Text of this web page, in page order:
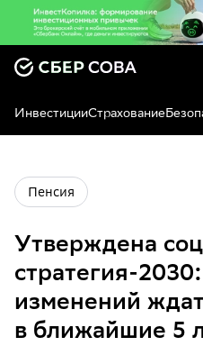
ИнвестицииСтрахование
Пенсия
Утверждена
стратегия-
изменений
в ближайшие 5